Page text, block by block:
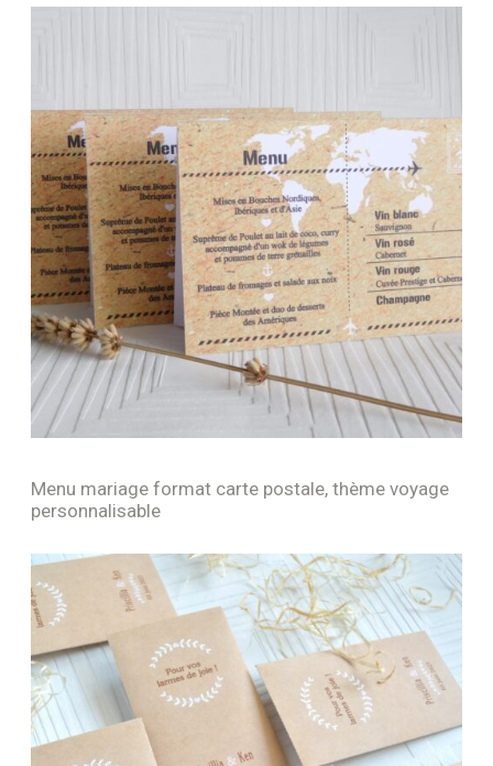
Menu mariage format carte postale, thème voyage
personnalisable